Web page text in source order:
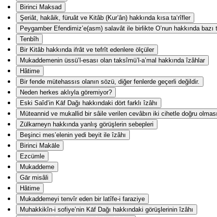
Birinci Maksad
Şeriât, hakâik, füruât ve Kitâb (Kur’ân) hakkında kısa ta‘rîfler
Peygamber Efendimiz’e(asm) salavât ile birlikte O’nun hakkında bazı
Tenbîh
Bir Kitâb hakkında ifrât ve tefrît edenlere ölçüler
Mukaddemenin üssü’l-esası olan taksîmü’l-a’mal hakkında îzâhlar
Hâtime
Bir fende mütehassıs olanın sözü, diğer fenlerde geçerli değildir.
Neden herkes aklıyla göremiyor?
Eski Saîd’in Kāf Dağı hakkındaki dört farklı îzâhı
Müteannid ve mukallid bir sâile verilen cevâbın iki cihetle doğru olması
Zülkarneyn hakkında yanlış görüşlerin sebepleri
Beşinci mes’elenin yedi beyit ile îzâhı
Birinci Makāle
Ezcümle
Mukaddeme
Gār misâli
Hâtime
Mukaddemeyi tenvîr eden bir latîfe-i faraziye
Muhakkikîn-i sofiye’nin Kāf Dağı hakkındaki görüşlerinin îzâhı